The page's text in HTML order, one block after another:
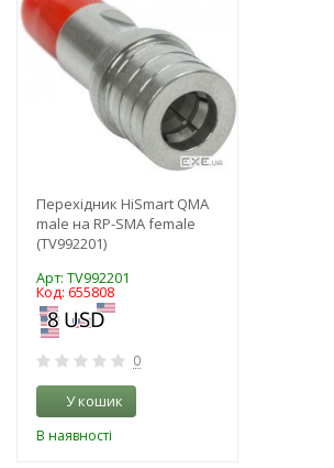
Перехідник HiSmart QMA
male на RP-SMA female
(TV992201)
Арт: TV992201
Код: 655808
0
У кошик
В наявності